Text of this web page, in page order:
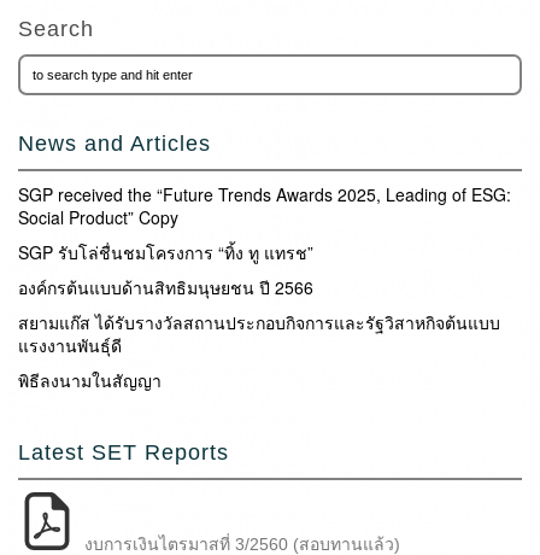
Search
News and Articles
SGP received the “Future Trends Awards 2025, Leading of ESG:
Social Product” Copy
SGP รับโล่ชื่นชมโครงการ “ทิ้ง ทู แทรช”
องค์กรต้นแบบด้านสิทธิมนุษยชน ปี 2566
สยามแก๊ส ได้รับรางวัลสถานประกอบกิจการและรัฐวิสาหกิจต้นแบบ
แรงงานพันธุ์ดี
พิธีลงนามในสัญญา
Latest SET Reports
งบการเงินไตรมาสที่ 3/2560 (สอบทานแล้ว)